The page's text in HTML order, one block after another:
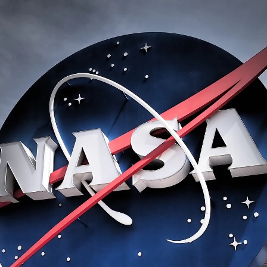
WhatsappFacebook
X Linkedin
SpaceX, despegaron de forma exitosa en la
de la nave Dragon Endurance, para poder llevar a